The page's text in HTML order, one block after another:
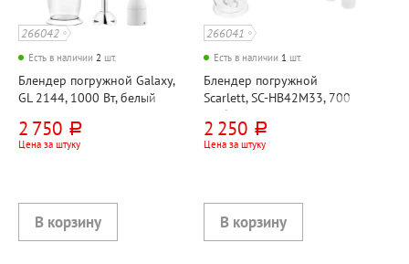
266042
Есть в наличии 2 шт.
Блендер погружной Galaxy,
GL 2144, 1000 Вт, белый
2 750 руб.
Цена за штуку
266041
Есть в наличии 1 шт.
Блендер погружной
Scarlett, SC-HB42M33, 700
Вт, белый
2 250 руб.
Цена за штуку